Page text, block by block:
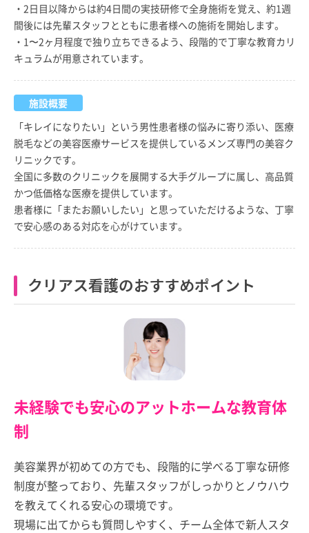
・2日目以降からは約4日間の実技研修で全身施術を覚え、約1週
間後には先輩スタッフとともに患者様への施術を開始します。
・1〜2ヶ月程度で独り立ちできるよう、段階的で丁寧な教育カリ
キュラムが用意されています。
施設概要
「キレイになりたい」という男性患者様の悩みに寄り添い、医療
脱毛などの美容医療サービスを提供しているメンズ専門の美容ク
リニックです。
全国に多数のクリニックを展開する大手グループに属し、高品質
かつ低価格な医療を提供しています。
患者様に「またお願いしたい」と思っていただけるような、丁寧
で安心感のある対応を心がけています。
クリアス看護のおすすめポイント
未経験でも安心のアットホームな教育体
制
美容業界が初めての方でも、段階的に学べる丁寧な研修
制度が整っており、先輩スタッフがしっかりとノウハウ
を教えてくれる安心の環境です。
現場に出てからも質問しやすく、チーム全体で新人スタ